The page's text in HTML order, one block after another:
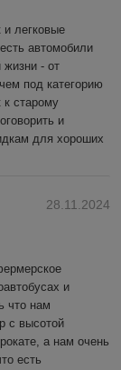
и легковые
автомобили
жизни - от
под категорию
старому
и
для хороших
28.11.2024
и
что нам
с высотой
а нам очень
есть